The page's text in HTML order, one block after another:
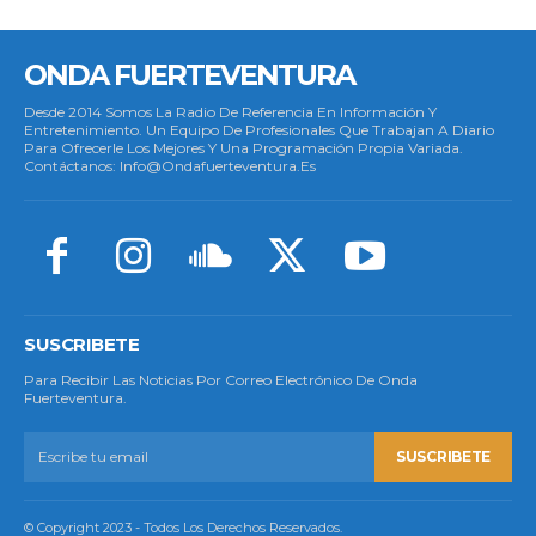
ONDA FUERTEVENTURA
Desde 2014 Somos La Radio De Referencia En Información Y
Entretenimiento. Un Equipo De Profesionales Que Trabajan A Diario
Para Ofrecerle Los Mejores Y Una Programación Propia Variada.
Contáctanos: Info@ondafuerteventura.es
SUSCRIBETE
Para Recibir Las Noticias Por Correo Electrónico De Onda
Fuerteventura.
SUSCRIBETE
© Copyright 2023 - Todos Los Derechos Reservados.